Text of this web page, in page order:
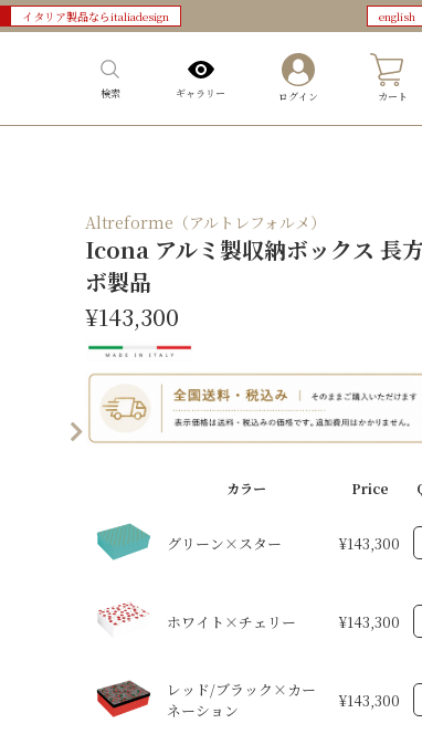
イタリア製品ならitaliadesign english
検索 ギャラリー ログイン カート
Altreforme（アルトレフォルメ）
Icona アルミ製収納ボックス 長
ボ製品
¥143,300
カラー Price
グリーン×スター ¥143,300
ホワイト×チェリー ¥143,300
レッド/ブラック×カー
ネーション
¥143,300